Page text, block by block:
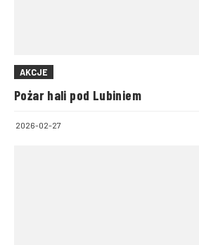
AKCJE
Pożar hali pod Lubiniem
2026-02-27